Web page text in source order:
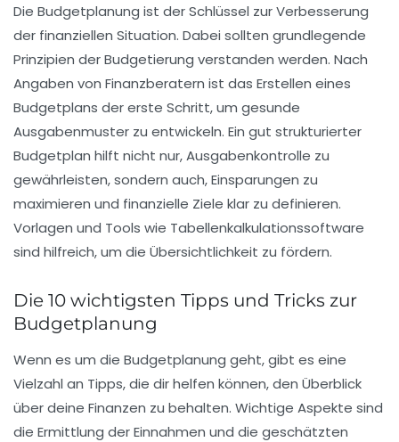
Die Budgetplanung ist der Schlüssel zur Verbesserung
der finanziellen Situation. Dabei sollten grundlegende
Prinzipien derBudgetierung verstanden werden. Nach
Angaben von Finanzberatern ist das Erstellen eines
Budgetplans der erste Schritt, um gesunde
Ausgabenmuster zu entwickeln. Ein gut strukturierter
Budgetplan hilft nicht nur,Ausgabenkontrolle zu
gewährleisten, sondern auch,Einsparungen zu
maximieren und finanzielle Ziele klar zu definieren.
Vorlagen und Tools wie Tabellenkalkulationssoftware
sind hilfreich, um die Übersichtlichkeit zu fördern.
Die 10 wichtigsten Tipps und Tricks zur
Budgetplanung
Wenn es um die Budgetplanung geht, gibt es eine
Vielzahl an Tipps, die dir helfen können, den Überblick
über deine Finanzen zu behalten. Wichtige Aspekte sind
die Ermittlung der Einnahmen und die geschätzten